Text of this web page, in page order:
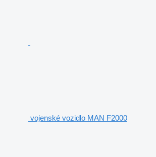
vojenské vozidlo MAN F2000